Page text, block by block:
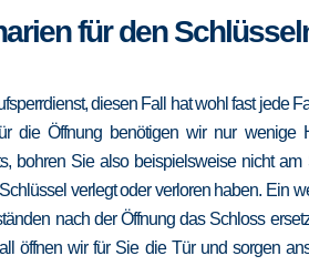
für den
diesen Fall hat wohl fast
die Öffnung benötigen wir nur
bohren Sie also beispielsweise nicht
verlegt oder verloren haben.
nach der Öffnung das Schloss
öffnen wir für Sie die Tür und sorgen